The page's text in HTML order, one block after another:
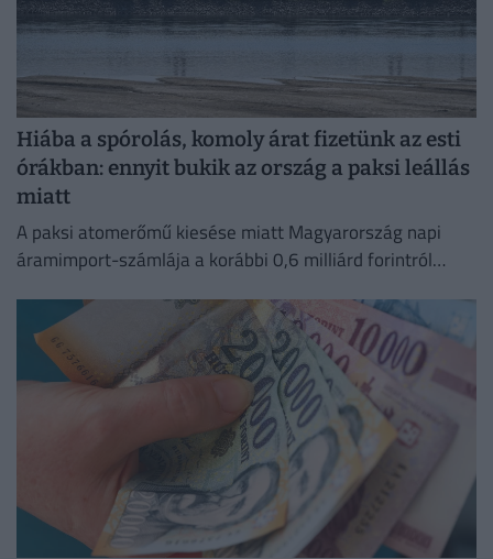
Hiába a spórolás, komoly árat fizetünk az esti
órákban: ennyit bukik az ország a paksi leállás
miatt
A paksi atomerőmű kiesése miatt Magyarország napi
áramimport-számlája a korábbi 0,6 milliárd forintról